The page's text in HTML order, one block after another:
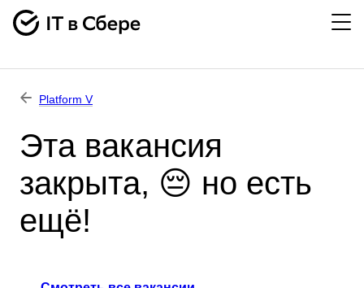
Platform V
Эта вакансия
закрыта, 😔 но есть
ещё!